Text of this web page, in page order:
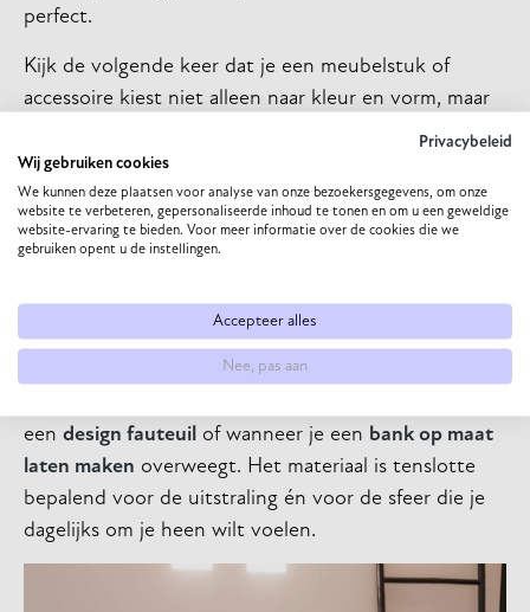
perfect.
Kijk de volgende keer dat je een meubelstuk of
accessoire kiest niet alleen naar kleur en vorm, maar
voel ook bewust aan het materiaal. Vraag jezelf af:
welk effect heeft deze textuur op het licht en de
ruimte? Door dat gevoel te vertalen naar je
woonkeuzes groeit je interieur uit tot een plek die
niet alleen mooi oogt, maar ook fijn aanvoelt.
Om die keuze makkelijker te maken kun jegratis
stalen bestellen. Zo ervaar je zelf hoe een bepaalde
stof, houtstructuur of afwerking in jouw huis tot
een design fauteuil of wanneer je een bank op maat
laten maken overweegt. Het materiaal is tenslotte
bepalend voor de uitstraling én voor de sfeer die je
dagelijks om je heen wilt voelen.
Privacybeleid
Wij gebruiken cookies
We kunnen deze plaatsen voor analyse van onze bezoekersgegevens, om onze
website te verbeteren, gepersonaliseerde inhoud te tonen en om u een geweldige
website-ervaring te bieden. Voor meer informatie over de cookies die we
gebruiken opent u de instellingen.
Accepteer alles
Nee, pas aan